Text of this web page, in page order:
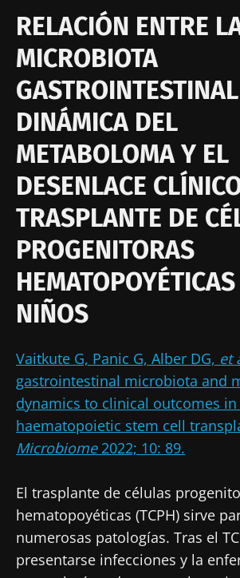
publicación
18 Enero 2023
14 Marzo
RELACIÓN ENTRE
MICROBIOTA
DINÁMICA DEL
METABOLOMA Y EL
DESENLACE
TRASPLANTE DE
PROGENITORAS
NIÑOS
Vaitkute G, Panic G, Alber DG, et
gastrointestinal microbiota and
dynamics to clinical outcomes
haematopoietic stem cell
Microbiome2022; 10: 89.
El trasplante de células
hematopoyéticas (TCPH) sirve
numerosas patologías. Tras el
presentarse infecciones y la